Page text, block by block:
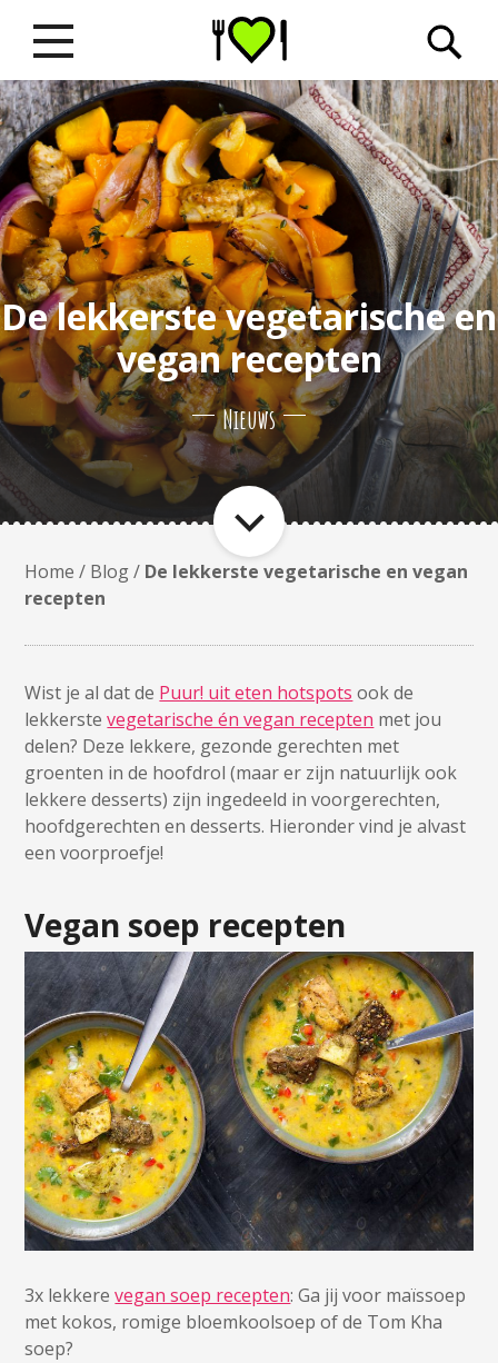
De lekkerste vegetarische en
vegan recepten
Nieuws
Home / Blog/ De lekkerste vegetarische en vegan
recepten
Wist je al dat de Puur! uit eten hotspots ook de
lekkerstevegetarische én vegan recepten met jou
delen? Deze lekkere, gezonde gerechten met
groenten in de hoofdrol (maar er zijn natuurlijk ook
lekkere desserts) zijn ingedeeld in voorgerechten,
hoofdgerechten en desserts. Hieronder vind je alvast
een voorproefje!
Vegan soep recepten
3x lekkerevegan soep recepten: Ga jij voor maïssoep
met kokos, romige bloemkoolsoep of de Tom Kha
soep?